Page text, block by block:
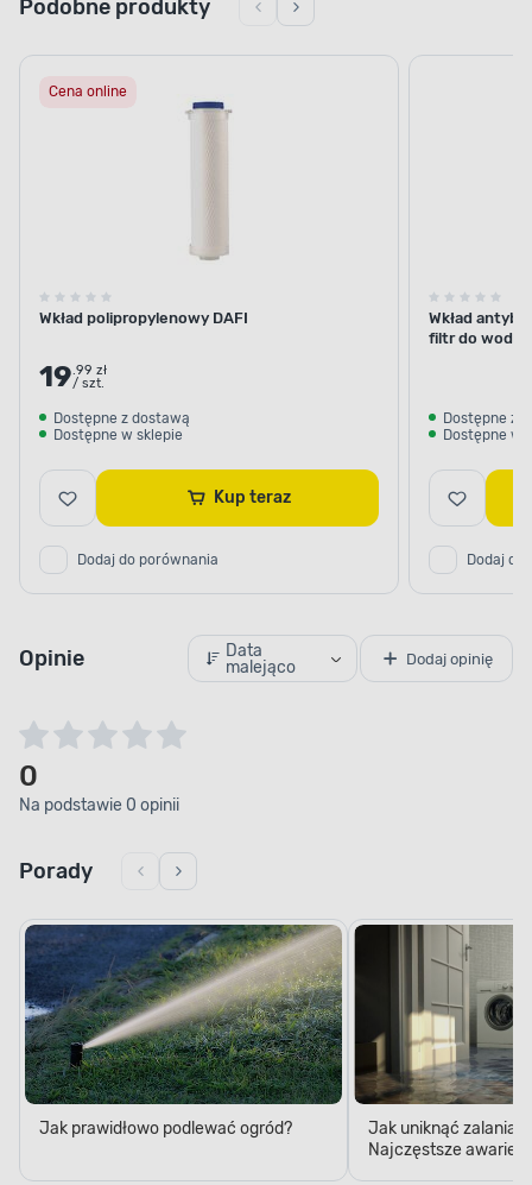
Podobne produkty
Cena online
Wkład polipropylenowy DAFI
19.99 zł
/ szt.
Dostępne z dostawą
Dostępne w sklepie
Kup teraz
Dodaj do porównania
Wkład
filtr do wody
Dostępne z
Dostępne w
Dodaj do
Opinie
Data
malejąco
Dodaj opinię
0
Na podstawie 0 opinii
Porady
Jak prawidłowo podlewać ogród?
Jak uniknąć zalania
Najczęstsze awarie